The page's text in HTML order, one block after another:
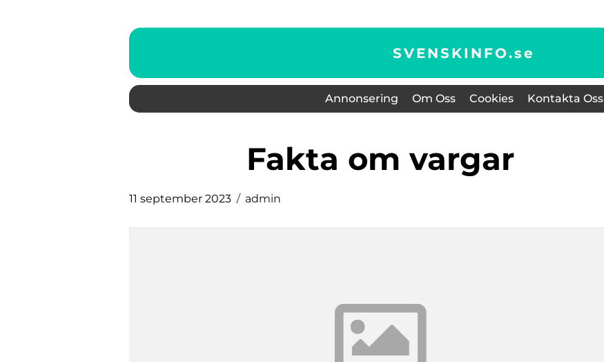
SVENSKINFO.se
Annonsering Om Oss Cookies Kontakta Oss
fakta om vargar
11 september 2023 admin